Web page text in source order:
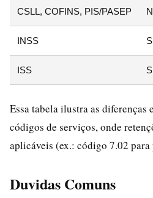
CSLL, COFINS, PIS/PASEP
INSS
ISS
Essa tabela ilustra as diferenças
códigos de serviços, onde
aplicáveis (ex.: código 7.02
Duvidas Comuns